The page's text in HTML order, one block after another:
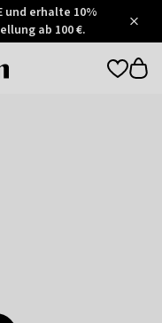
und erhalte 10%
ab 100 €.